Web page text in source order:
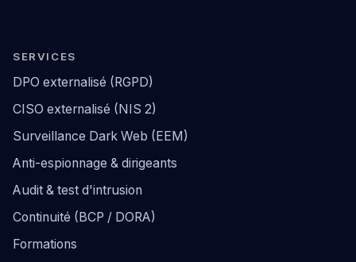
SERVICES
DPO externalisé (RGPD)
CISO externalisé (NIS 2)
Surveillance Dark Web (EEM)
Anti-espionnage & dirigeants
Audit & test d'intrusion
Continuité (BCP / DORA)
Formations